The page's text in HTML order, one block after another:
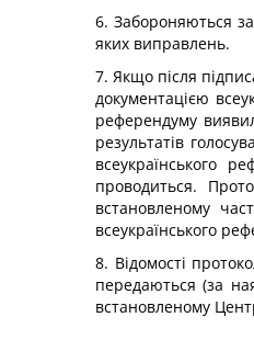
6. Забороняються
яких виправлень.
7. Якщо після
документацією
референдуму
результатів
всеукраїнського
проводиться.
встановленому
всеукраїнського
8. Відомості
передаються (за
встановленому